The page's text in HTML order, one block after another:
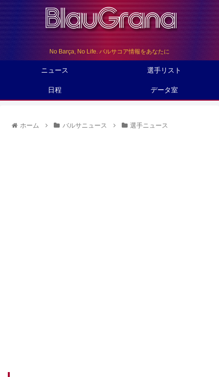
No Barça, No Life. バルサコア情報をあなたに
ニュース 選手リスト
日程 データ室
ホーム バルサニュース 選手ニュース